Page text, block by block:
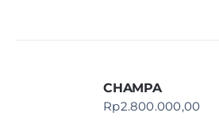
CHAMPA
Rp2.800.000,00